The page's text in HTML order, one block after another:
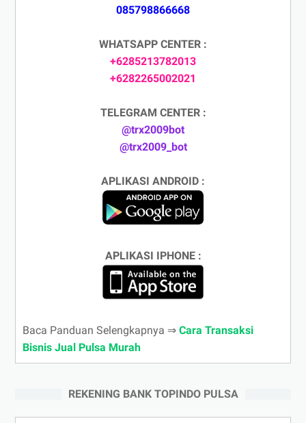
085798866668
WHATSAPP CENTER :
+6285213782013
+6282265002021
TELEGRAM CENTER :
@trx2009bot
@trx2009_bot
APLIKASI ANDROID :
APLIKASI IPHONE :
Baca Panduan Selengkapnya ⇒ Cara Transaksi
Bisnis Jual Pulsa Murah
REKENING BANK TOPINDO PULSA